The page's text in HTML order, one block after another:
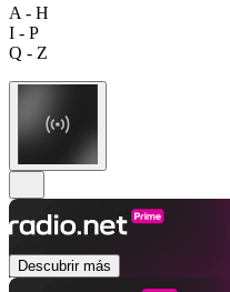
A - H
I - P
Q - Z
Descubrir más